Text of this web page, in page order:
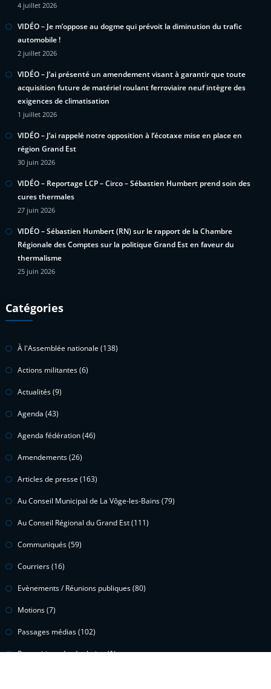
4 juillet 2026
VIDÉO – Je m’oppose au dogme qui prévoit la diminution du trafic
automobile !
2 juillet 2026
VIDÉO – J’ai présenté un amendement visant à garantir que toute
acquisition future de matériel roulant ferroviaire neuf intègre des
exigences de climatisation
1 juillet 2026
VIDÉO – J’ai rappelé notre opposition à l’écotaxe mise en place en
région Grand Est
30 juin 2026
VIDÉO – Reportage LCP – Circo – Sébastien Humbert prend soin des
cures thermales
27 juin 2026
VIDÉO – Sébastien Humbert (RN) sur le rapport de la Chambre
Régionale des Comptes sur la politique Grand Est en faveur du
thermalisme
25 juin 2026
Catégories
À l'Assemblée nationale (138)
Actions militantes(6)
Actualités(9)
Agenda (43)
Agenda fédération(46)
Amendements(26)
Articles de presse (163)
Au Conseil Municipal de La Vôge-les-Bains(79)
Au Conseil Régional du Grand Est(111)
Communiqués(59)
Courriers(16)
Evènements / Réunions publiques(80)
Motions(7)
Passages médias(102)
Propositions de résolution(1)